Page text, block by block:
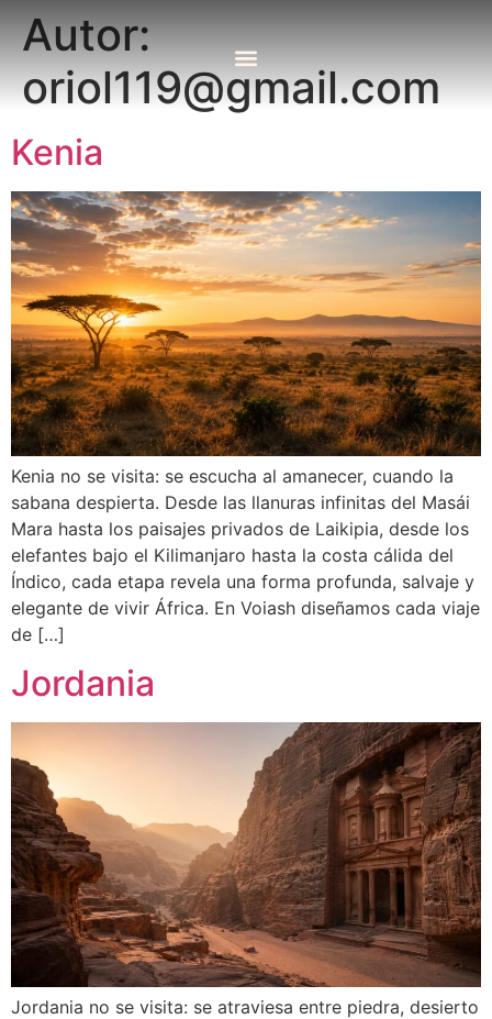
Autor:
oriol119@gmail.com
Kenia
Kenia no se visita: se escucha al amanecer, cuando la
sabana despierta. Desde las llanuras infinitas del Masái
Mara hasta los paisajes privados de Laikipia, desde los
elefantes bajo el Kilimanjaro hasta la costa cálida del
Índico, cada etapa revela una forma profunda, salvaje y
elegante de vivir África. En Voiash diseñamos cada viaje
de […]
Jordania
Jordania no se visita: se atraviesa entre piedra, desierto